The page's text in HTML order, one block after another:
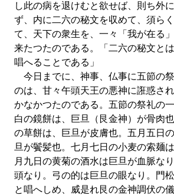
し此の病を退けむと欲せば、則ち外
ず、内に二六の秘文を収めて、須ら
て、天下の衆生を、一々「我が在る
来たつたのである。「二六の秘文と
唱へることである」
今日までに、神事、仏事に五節の
のは、甘々午頭天王の悪神に誑惑さ
かなかつたのである。五節の祭礼の
白の鏡餅は、巨旦（艮金神）が骨肉
の草餅は、巨旦が皮膚也。五月五日
旦が鬢髪也。七月七日の小麦の索麺
月九日の黄菊の酒水は巨旦が血脈な
頭なり。弓の的は巨旦の眼なり。門
と唱へしめ、威是れ艮の金神調伏の